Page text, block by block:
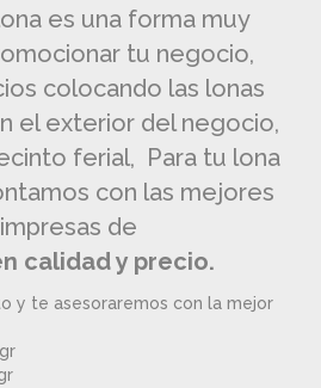
es una forma muy
tu negocio,
colocando las lonas
el exterior del negocio,
ferial, Para tu lona
con las mejores
de
calidad y precio.
y te asesoraremos con la mejor